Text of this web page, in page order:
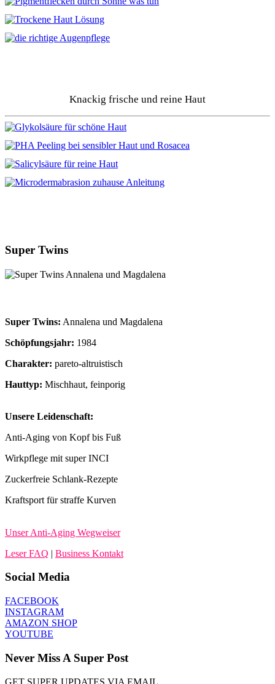
Knackig frische und reine Haut
Super Twins
Super Twins: Annalena und Magdalena
Schöpfungsjahr: 1984
Charakter: pareto-altruistisch
Hauttyp: Mischhaut, feinporig
Unsere Leidenschaft:
Anti-Aging von Kopf bis Fuß
Wirkpflege mit super INCI
Zuckerfreie Schlank-Rezepte
Kraftsport für straffe Kurven
Unser Anti-Aging Wegweiser
Leser FAQ | Business Kontakt
Social Media
FACEBOOK
INSTAGRAM
AMAZON SHOP
YOUTUBE
Never Miss A Super Post
GET SUPER UPDATES VIA EMAIL